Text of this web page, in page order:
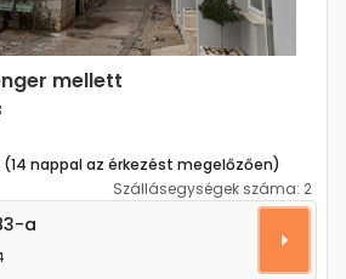
mellett
(14 nappal az érkezést megelőzően)
Szállásegységek száma: 2
Orebic (Peljesac) A-16883-a
a